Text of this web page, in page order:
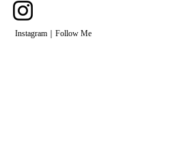
Instagram｜Follow Me